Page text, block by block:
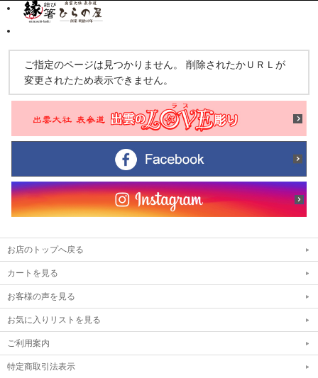
ご指定のページは見つかりません。 削除されたかＵＲＬが
変更されたため表示できません。
お店のトップへ戻る
カートを見る
お客様の声を見る
お気に入りリストを見る
ご利用案内
特定商取引法表示